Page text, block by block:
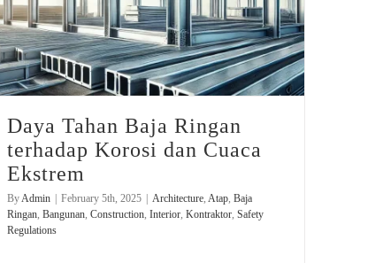
Daya Tahan Baja Ringan
terhadap Korosi dan Cuaca
Ekstrem
ByAdmin February 5th, 2025 Architecture, Atap, Baja
Ringan, Bangunan, Construction, Interior, Kontraktor, Safety
Regulations